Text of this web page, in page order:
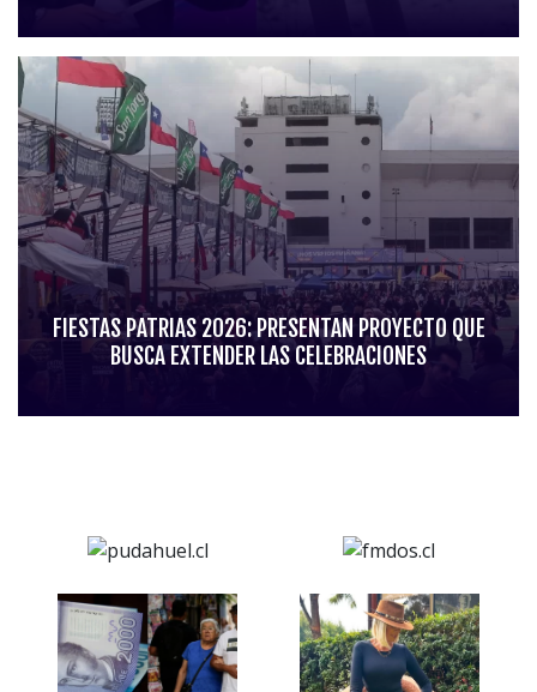
FIESTAS PATRIAS 2026: PRESENTAN PROYECTO QUE
BUSCA EXTENDER LAS CELEBRACIONES